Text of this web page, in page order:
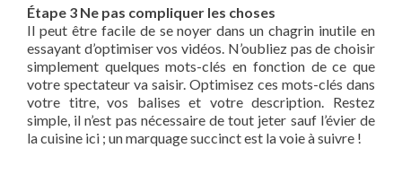
Étape 3 Ne pas compliquer les choses
Il peut être facile de se noyer dans un chagrin inutile en
essayant d’optimiser vos vidéos. N’oubliez pas de choisir
simplement quelques mots-clés en fonction de ce que
votre spectateur va saisir. Optimisez ces mots-clés dans
votre titre, vos balises et votre description. Restez
simple, il n’est pas nécessaire de tout jeter sauf l’évier de
la cuisine ici ; un marquage succinct est la voie à suivre !